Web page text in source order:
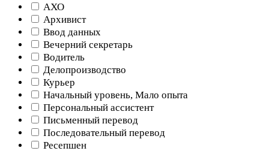
АХО
Архивист
Ввод данных
Вечерний секретарь
Водитель
Делопроизводство
Курьер
Начальный уровень, Мало опыта
Персональный ассистент
Письменный перевод
Последовательный перевод
Ресепшен